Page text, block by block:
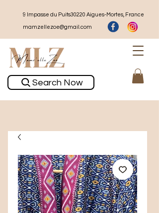
9 Impasse du Puits30220 Aigues-Mortes, France
mamzellezoe@gmail.com
Search Now